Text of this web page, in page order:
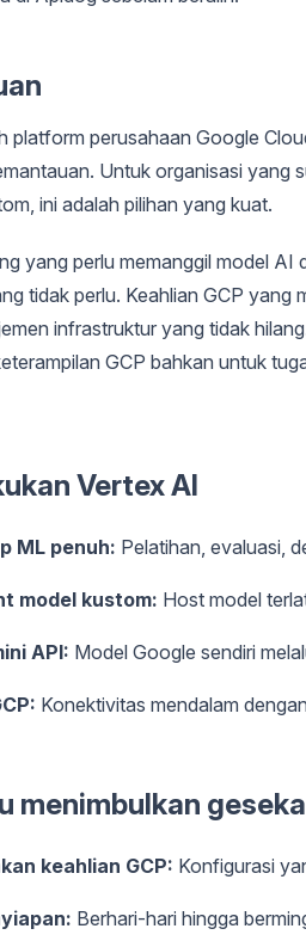
platform perusahaan Google
Untuk organisasi yang
ini adalah pilihan yang kuat.
yang perlu memanggil model
tidak perlu. Keahlian GCP
infrastruktur yang tidak
GCP bahkan untuk
Vertex AI
ML penuh: Pelatihan, evaluasi,
model kustom: Host model
API: Model Google sendiri
Konektivitas mendalam
menimbulkan
keahlian GCP: Konfigurasi
Berhari-hari hingga